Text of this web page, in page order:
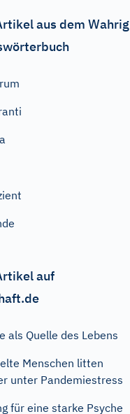
aus dem Wahrig
auf
als Quelle des Lebens
Menschen litten
unter Pandemiestress
für eine starke Psyche